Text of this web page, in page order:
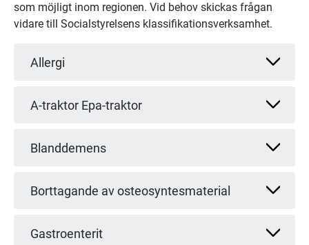
som möjligt inom regionen. Vid behov skickas frågan
vidare till Socialstyrelsens klassifikationsverksamhet.
Allergi
A-traktor Epa-traktor
Blanddemens
Borttagande av osteosyntesmaterial
Gastroenterit